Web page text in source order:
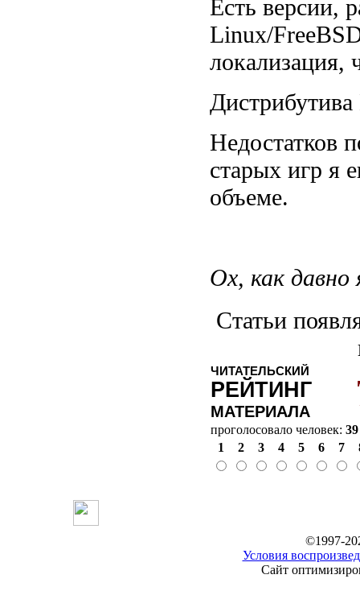
Есть версии,
Linux/
локализация,
Недостатков
старых игр я
объеме.
Ох, как давно
Статьи
ЧИТАТЕЛЬСКИЙ
РЕЙТИНГ
МАТЕРИАЛА
проголосовало человек: 39
1
2 3 4 5 6 7
©1997-
Условия
Сайт